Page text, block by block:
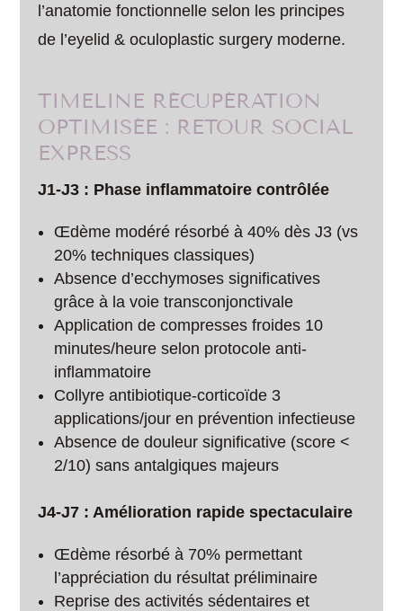
l’anatomie fonctionnelle selon les principes
de l’eyelid & oculoplastic surgery moderne.
TIMELINE RÉCUPÉRATION
OPTIMISÉE : RETOUR SOCIAL
EXPRESS
J1-J3 : Phase inflammatoire contrôlée
Œdème modéré résorbé à 40% dès J3 (vs
20% techniques classiques)
Absence d’ecchymoses significatives
grâce à la voie transconjonctivale
Application de compresses froides 10
minutes/heure selon protocole anti-
inflammatoire
Collyre antibiotique-corticoïde 3
applications/jour en prévention infectieuse
Absence de douleur significative (score <
2/10) sans antalgiques majeurs
J4-J7 : Amélioration rapide spectaculaire
Œdème résorbé à 70% permettant
l’appréciation du résultat préliminaire
Reprise des activités sédentaires et